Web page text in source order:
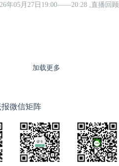
年05月27日19:00——20:28 ,直播回顾
加载更多
微信矩阵